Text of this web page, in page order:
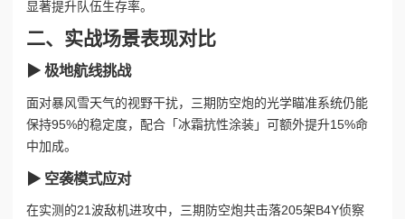
显著提升队伍生存率。
二、实战场景表现对比
▶ 极地航线挑战
面对暴风雪天气的视野干扰，三期防空炮的光学瞄准系统仍能
保持95%的稳定度，配合「冰霜抗性涂装」可额外提升15%命
中加成。
▶ 空袭模式应对
在实测的21波敌机进攻中，三期防空炮共击落205架B4Y侦察